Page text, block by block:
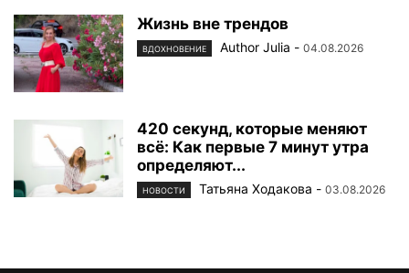
Жизнь вне трендов
ВДОХНОВЕНИЕ Author Julia - 04.08.2026
420 секунд, которые меняют
всё: Как первые 7 минут утра
определяют...
НОВОСТИ Татьяна Ходакова - 03.08.2026